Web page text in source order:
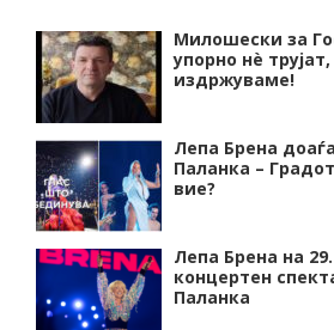
Милошески за
упорно нѐ
издржуваме!
Лепа Брена
Паланка –
вие?
Лепа Брена на
концертен
Паланка